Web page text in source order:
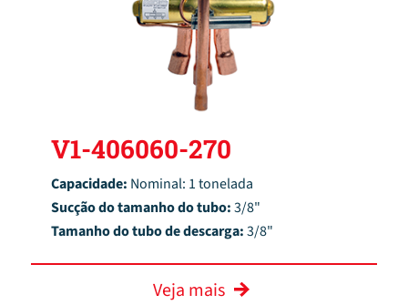
V1-406060-270
Capacidade: Nominal: 1 tonelada
Sucção do tamanho do tubo:3/8"
Tamanho do tubo de descarga:3/8"
Veja mais